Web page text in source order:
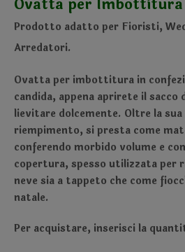
Prodotto adatto per Fioristi,
Arredatori.
Ovatta per imbottitura in
candida, appena aprirete il sacco
lievitare dolcemente. Oltre la sua
riempimento, si presta come
conferendo morbido volume e
copertura, spesso utilizzata
neve sia a tappeto che come
natale.
Per acquistare, inserisci la